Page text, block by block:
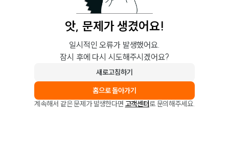
앗, 문제가 생겼어요!
일시적인 오류가 발생했어요.
잠시 후에 다시 시도해주시겠어요?
새로고침하기
홈으로 돌아가기
계속해서 같은 문제가 발생한다면 고객센터로 문의해주세요.